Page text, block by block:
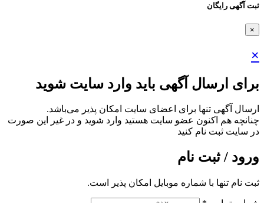
ثبت آگهی رایگان
×
×
برای ارسال آگهی باید وارد سایت شوید
ارسال آگهی تنها برای اعضای سایت امکان پذیر می‌باشد.
چنانچه هم‌ اکنون عضو سایت هستید وارد شوید و در غیر این صورت
در سایت ثبت نام کنید
ورود / ثبت نام
ثبت نام تنها با شماره موبایل امکان پذیر است.